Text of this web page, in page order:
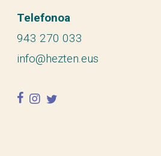
Telefonoa
943 270 033
info@hezten.eus
facebook
instagram
twitter